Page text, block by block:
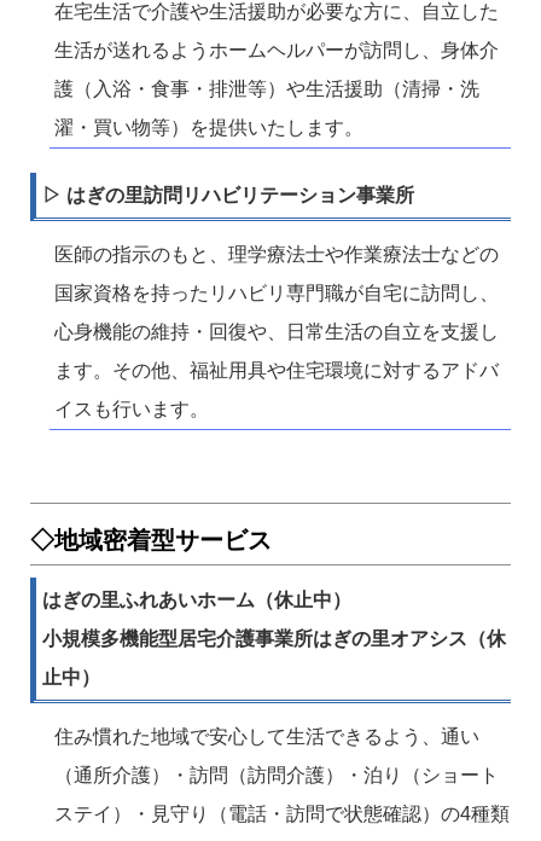
在宅生活で介護や生活援助が必要な方に、自立した
生活が送れるようホームヘルパーが訪問し、身体介
護（入浴・食事・排泄等）や生活援助（清掃・洗
濯・買い物等）を提供いたします。
▷ はぎの里訪問リハビリテーション事業所
医師の指示のもと、理学療法士や作業療法士などの
国家資格を持ったリハビリ専門職が自宅に訪問し、
心身機能の維持・回復や、日常生活の自立を支援し
ます。その他、福祉用具や住宅環境に対するアドバ
イスも行います。
◇地域密着型サービス
はぎの里ふれあいホーム（休止中）
小規模多機能型居宅介護事業所はぎの里オアシス（休
止中）
住み慣れた地域で安心して生活できるよう、通い
（通所介護）・訪問（訪問介護）・泊り（ショート
ステイ）・見守り（電話・訪問で状態確認）の4種類